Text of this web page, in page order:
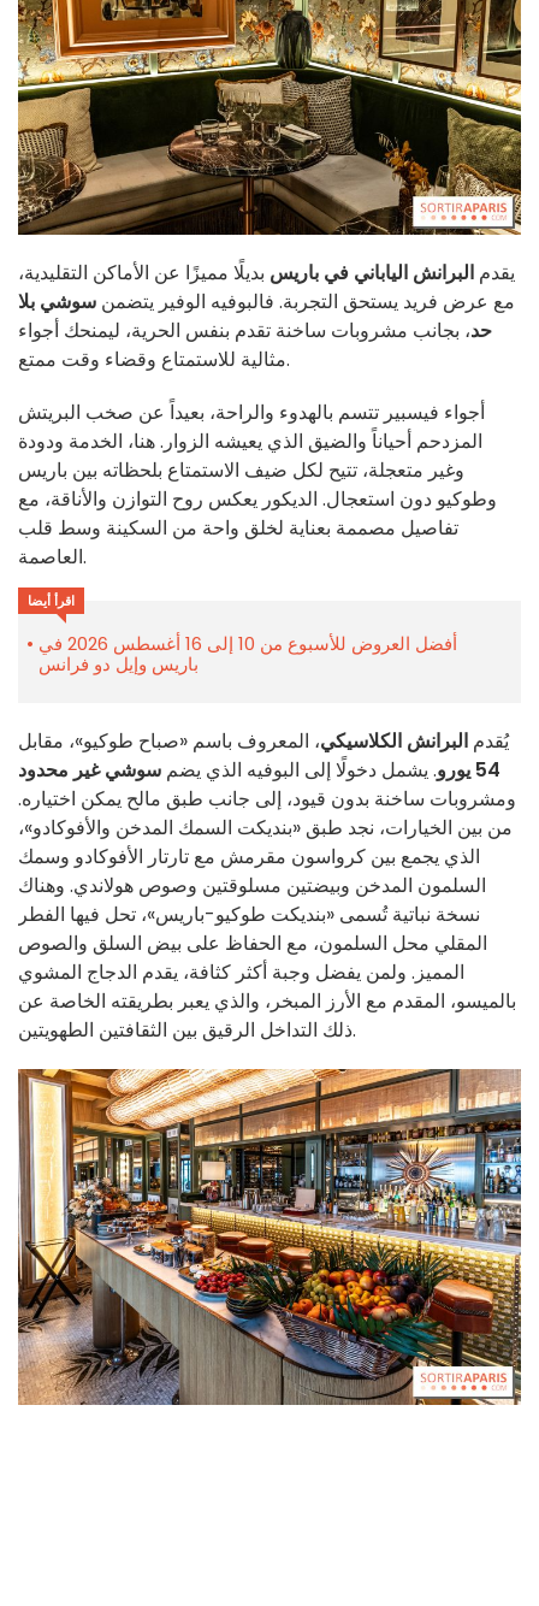
يقدم البرانش الياباني في باريس بديلًا مميزًا عن الأماكن التقليدية،
مع عرض فريد يستحق التجربة. فالبوفيه الوفير يتضمن سوشي بلا
حد، بجانب مشروبات ساخنة تقدم بنفس الحرية، ليمنحك أجواء
مثالية للاستمتاع وقضاء وقت ممتع.
أجواء فيسبير تتسم بالهدوء والراحة، بعيداً عن صخب البريتش
المزدحم أحياناً والضيق الذي يعيشه الزوار. هنا، الخدمة ودودة
وغير متعجلة، تتيح لكل ضيف الاستمتاع بلحظاته بين باريس
وطوكيو دون استعجال. الديكور يعكس روح التوازن والأناقة، مع
تفاصيل مصممة بعناية لخلق واحة من السكينة وسط قلب
العاصمة.
اقرأ أيضا
أفضل العروض للأسبوع من 10 إلى 16 أغسطس 2026 في
باريس وإيل دو فرانس
يُقدم البرانش الكلاسيكي، المعروف باسم «صباح طوكيو»، مقابل
54 يورو
. يشمل دخولًا إلى البوفيه الذي يضم سوشي غير محدود
ومشروبات ساخنة بدون قيود، إلى جانب طبق مالح يمكن اختياره.
من بين الخيارات، نجد طبق «بنديكت السمك المدخن والأفوكادو»،
الذي يجمع بين كرواسون مقرمش مع تارتار الأفوكادو وسمك
السلمون المدخن وبيضتين مسلوقتين وصوص هولاندي. وهناك
نسخة نباتية تُسمى «بنديكت طوكيو-باريس»، تحل فيها الفطر
المقلي محل السلمون، مع الحفاظ على بيض السلق والصوص
المميز. ولمن يفضل وجبة أكثر كثافة، يقدم الدجاج المشوي
بالميسو، المقدم مع الأرز المبخر، والذي يعبر بطريقته الخاصة عن
ذلك التداخل الرقيق بين الثقافتين الطهويتين.